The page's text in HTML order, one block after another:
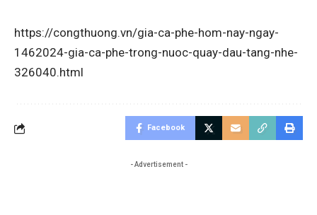
https://congthuong.vn/gia-ca-phe-hom-nay-ngay-
1462024-gia-ca-phe-trong-nuoc-quay-dau-tang-nhe-
326040.html
Facebook
- Advertisement -